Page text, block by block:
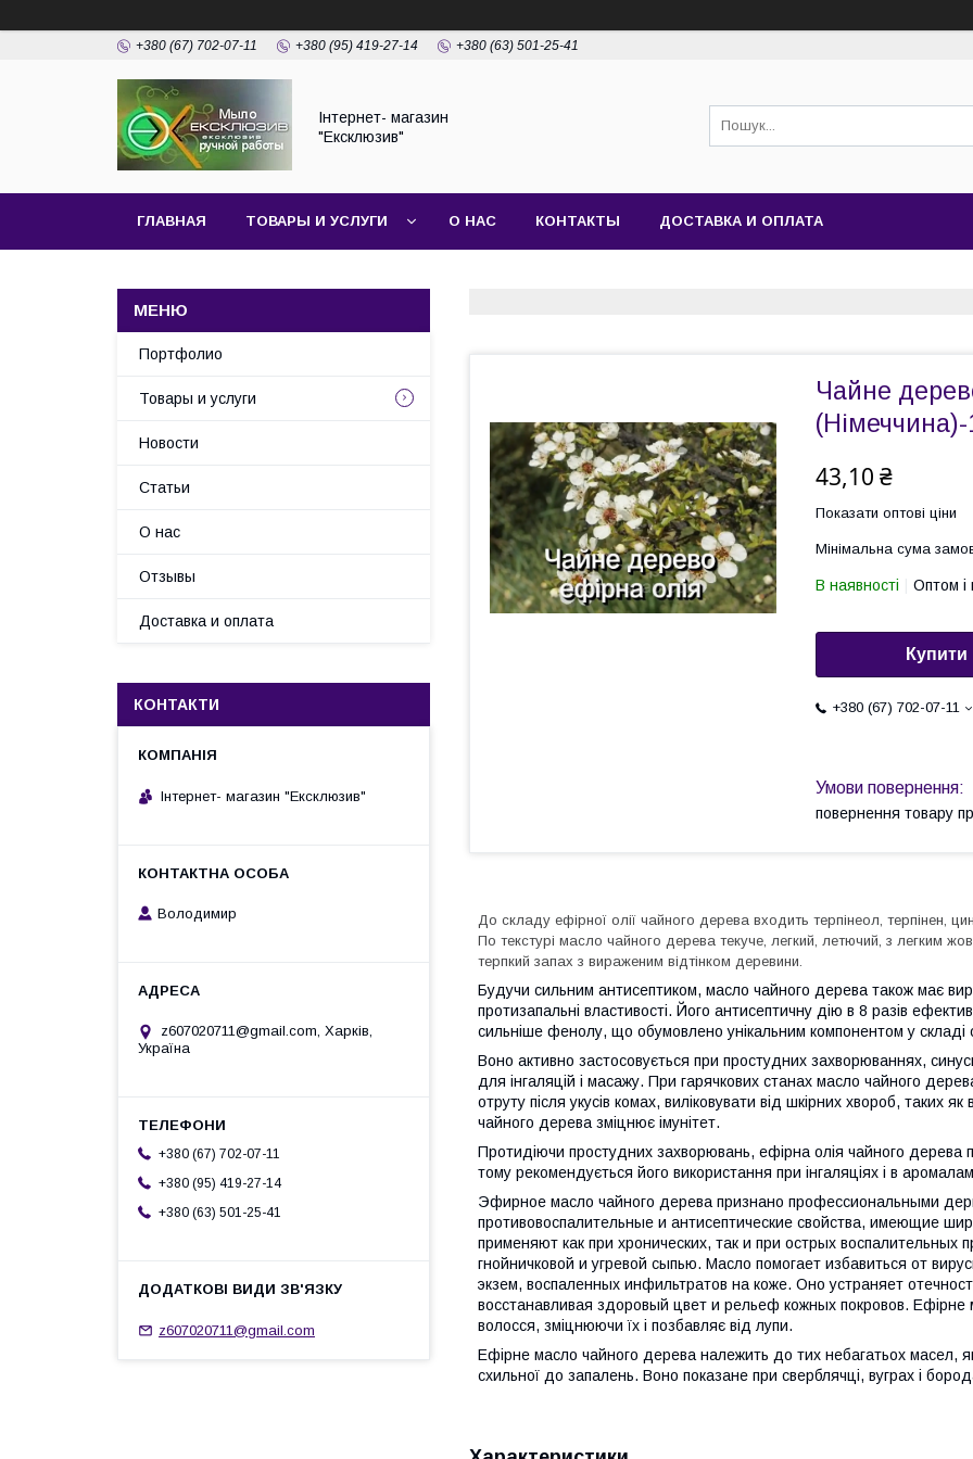
+380 (67) 702-07-11 +380 (95) 419-27-14 +380 (63) 501-25-41
Інтернет- магазин
"Ексклюзив"
ГЛАВНАЯ ТОВАРЫ И УСЛУГИ О НАС КОНТАКТЫ ДОСТАВКА И ОПЛАТА
Чайне
43,10 ₴
Показати оптові ціни
Мінімальна сума
В наявності Оптом і
Купити
+380 (67) 702-07-11
повернення товару
До складу ефірної олії чайного дерева входить терпінеол, терпінен,
По текстурі масло чайного дерева текуче, легкий, летючий, з легким
терпкий запах з вираженим відтінком деревини.
Будучи сильним антисептиком, масло чайного дерева також має
протизапальні властивості. Його антисептичну дію в 8 разів
сильніше фенолу, що обумовлено унікальним компонентом у
Воно активно застосовується при простудних захворюваннях,
для інгаляцій і масажу. При гарячкових станах масло чайного
отруту після укусів комах, виліковувати від шкірних хвороб, таких
чайного дерева зміцнює імунітет.
Протидіючи простудних захворювань, ефірна олія чайного
тому рекомендується його використання при інгаляціях і в
Эфирное масло чайного дерева признано профессиональными
противовоспалительные и антисептические свойства, имеющие
применяют как при хронических, так и при острых воспалительных
гнойничковой и угревой сыпью. Масло помогает избавиться от
экзем, воспаленных инфильтратов на коже. Оно устраняет
восстанавливая здоровый цвет и рельеф кожных покровов. Ефірне
волосся, зміцнюючи їх і позбавляє від лупи.
Ефірне масло чайного дерева належить до тих небагатьох масел,
схильної до запалень. Воно показане при сверблячці, вуграх і
Портфолио
Товары и услуги
Новости
Статьи
О нас
Отзывы
Доставка и оплата
КОНТАКТИ
Інтернет- магазин "Ексклюзив"
Володимир
z607020711@gmail.com, Харків,
Україна
+380 (67) 702-07-11
+380 (95) 419-27-14
+380 (63) 501-25-41
z607020711@gmail.com